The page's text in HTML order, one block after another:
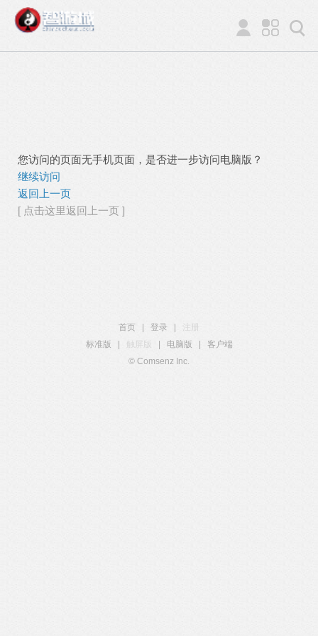
您访问的页面无手机页面，是否进一步访问电脑版？
继续访问
返回上一页
[ 点击这里返回上一页 ]
首页 登录
注册
标准版
触屏版 电脑版
客户端
© Comsenz Inc.